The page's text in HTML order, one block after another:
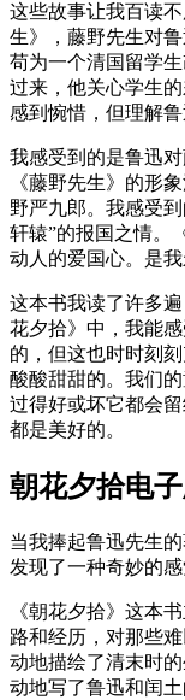
这些故事让我百读
生》，藤野先生对
苟为一个清国留学
过来，他关心学生
感到惋惜，但理解
我感受到的是鲁迅
《藤野先生》的形
野严九郎。我感受
轩辕”的报国之情。
动人的爱国心。是我
这本书我读了许多
花夕拾》中，我能
的，但这也时时刻
酸酸甜甜的。我们
过得好或坏它都会
都是美好的。
朝花夕拾电
当我捧起鲁迅先生
发现了一种奇妙的
《朝花夕拾》这本
路和经历，对那些
动地描绘了清末时
动地写了鲁迅和闰